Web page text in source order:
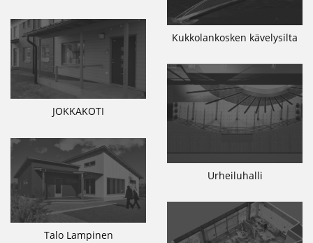
Kukkolankosken kävelysilta
JOKKAKOTI
Urheiluhalli
Talo Lampinen